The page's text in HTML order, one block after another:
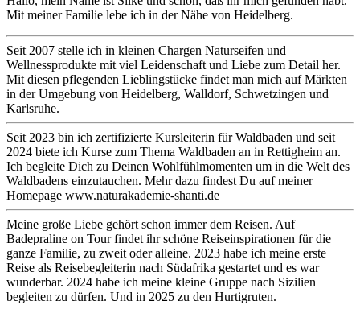
Mit meiner Familie lebe ich in der Nähe von Heidelberg.
Seit 2007 stelle ich in kleinen Chargen Naturseifen und
Wellnessprodukte mit viel Leidenschaft und Liebe zum Detail her.
Mit diesen pflegenden Lieblingstücke findet man mich auf Märkten
in der Umgebung von Heidelberg, Walldorf, Schwetzingen und
Karlsruhe.
Seit 2023 bin ich zertifizierte Kursleiterin für Waldbaden und seit
2024 biete ich Kurse zum Thema Waldbaden an in Rettigheim an.
Ich begleite Dich zu Deinen Wohlfühlmomenten um in die Welt des
Waldbadens einzutauchen. Mehr dazu findest Du auf meiner
Homepage www.naturakademie-shanti.de
Meine große Liebe gehört schon immer dem Reisen. Auf
Badepraline on Tour findet ihr schöne Reiseinspirationen für die
ganze Familie, zu zweit oder alleine. 2023 habe ich meine erste
Reise als Reisebegleiterin nach Südafrika gestartet und es war
wunderbar. 2024 habe ich meine kleine Gruppe nach Sizilien
begleiten zu dürfen. Und in 2025 zu den Hurtigruten.